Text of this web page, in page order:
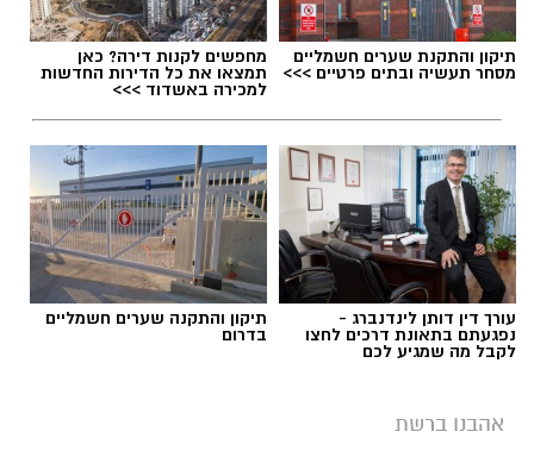
תיקון והתקנת שערים חשמליים
מסחר תעשיה ובתים פרטיים >>>
מחפשים לקנות דירה? כאן
תמצאו את כל הדירות החדשות
למכירה באשדוד >>>
עורך דין דותן לינדנברג -
נפגעתם בתאונת דרכים לחצו
לקבל מה שמגיע לכם
תיקון והתקנה שערים חשמליים
בדרום
אהבנו ברשת